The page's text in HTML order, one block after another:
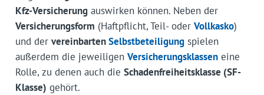
Kfz-Versicherungauswirken können. Neben der
Versicherungsform (Haftpflicht, Teil- oder Vollkasko)
und der vereinbartenSelbstbeteiligungspielen
außerdem die jeweiligen Versicherungsklasseneine
Rolle, zu denen auch die Schadenfreiheitsklasse (SF-
Klasse) gehört.